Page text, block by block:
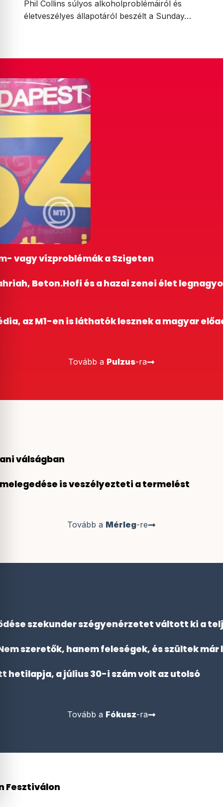
Phil Collins súlyos alkoholproblémáiról és
életveszélyes állapotáról beszélt a Sunday…
vagy vízproblémák a Szigeten
Beton.Hofi és a hazai zenei élet
az M1-en is láthatók lesznek a magyar
Tovább a Pulzus-ra
válságban
is veszélyezteti a termelést
Tovább a Mérleg-re
szekunder szégyenérzetet váltott ki a
szeretők, hanem feleségek, és szültek
hetilapja, a július 30-i szám volt az utolsó
Tovább a Fókusz-ra
Fesztiválon